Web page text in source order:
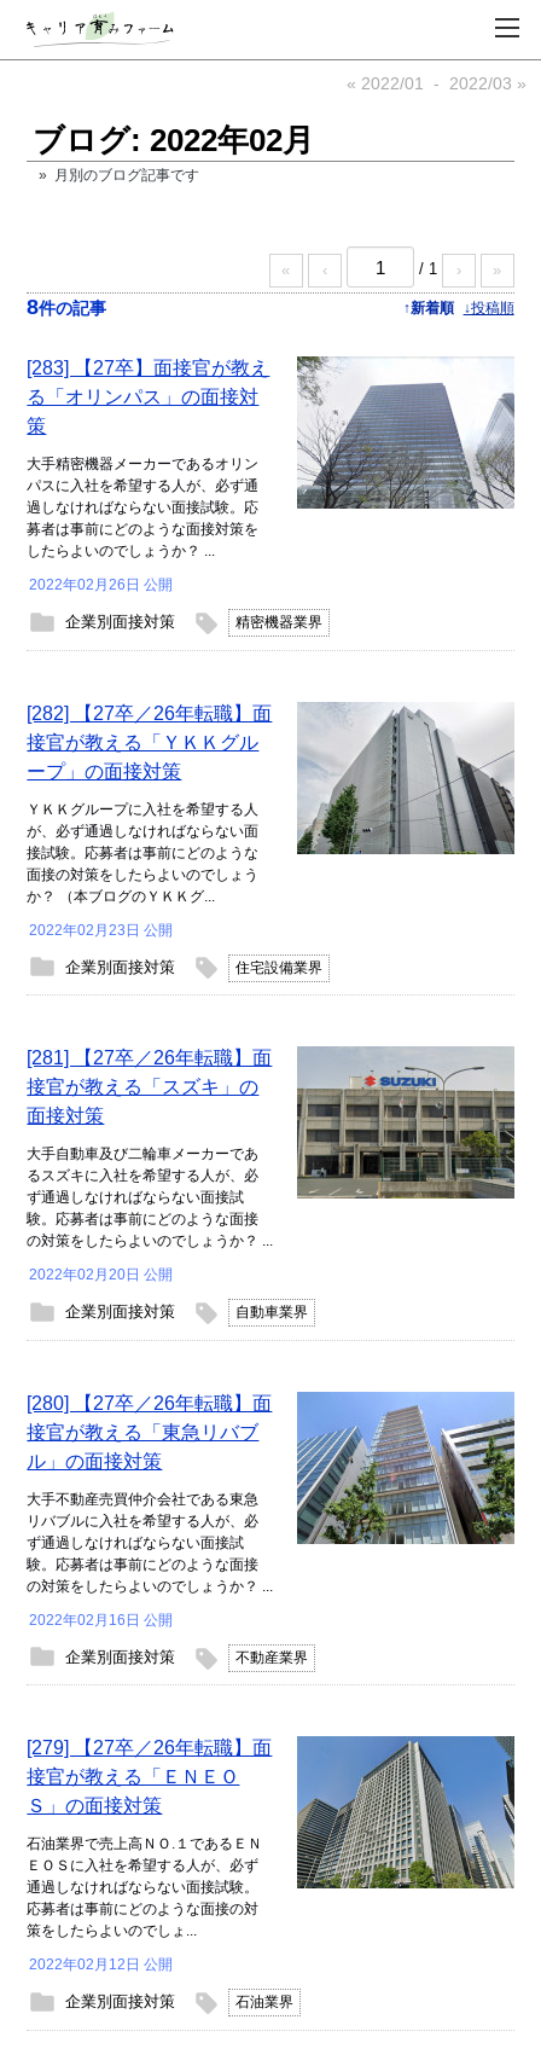
ブログ: 2022年02月
« 2022/01 - 2022/03 »
» 月別のブログ記事です
8件の記事 ↑新着順 ↓投稿順
« ‹ / 1 › »
[283] 【27卒】面接官が教え
る「オリンパス」の面接対
策
大手精密機器メーカーであるオリン
パスに入社を希望する人が、必ず通
過しなければならない面接試験。応
募者は事前にどのような面接対策を
したらよいのでしょうか？ ...
2022年02月26日 公開
企業別面接対策 精密機器業界
[282] 【27卒／26年転職】面
接官が教える「ＹＫＫグル
ープ」の面接対策
ＹＫＫグループに入社を希望する人
が、必ず通過しなければならない面
接試験。応募者は事前にどのような
面接の対策をしたらよいのでしょう
か？ （本ブログのＹＫＫグ...
2022年02月23日 公開
企業別面接対策 住宅設備業界
[281] 【27卒／26年転職】面
接官が教える「スズキ」の
面接対策
大手自動車及び二輪車メーカーであ
るスズキに入社を希望する人が、必
ず通過しなければならない面接試
験。応募者は事前にどのような面接
の対策をしたらよいのでしょうか？ ...
2022年02月20日 公開
企業別面接対策 自動車業界
[280] 【27卒／26年転職】面
接官が教える「東急リバブ
ル」の面接対策
大手不動産売買仲介会社である東急
リバブルに入社を希望する人が、必
ず通過しなければならない面接試
験。応募者は事前にどのような面接
の対策をしたらよいのでしょうか？ ...
2022年02月16日 公開
企業別面接対策 不動産業界
[279] 【27卒／26年転職】面
接官が教える「ＥＮＥＯ
Ｓ」の面接対策
石油業界で売上高ＮＯ.１であるＥＮ
ＥＯＳに入社を希望する人が、必ず
通過しなければならない面接試験。
応募者は事前にどのような面接の対
策をしたらよいのでしょ...
2022年02月12日 公開
企業別面接対策 石油業界